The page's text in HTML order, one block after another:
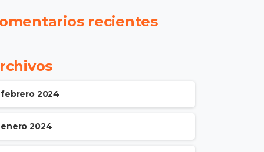
recientes
febrero 2024
enero 2024